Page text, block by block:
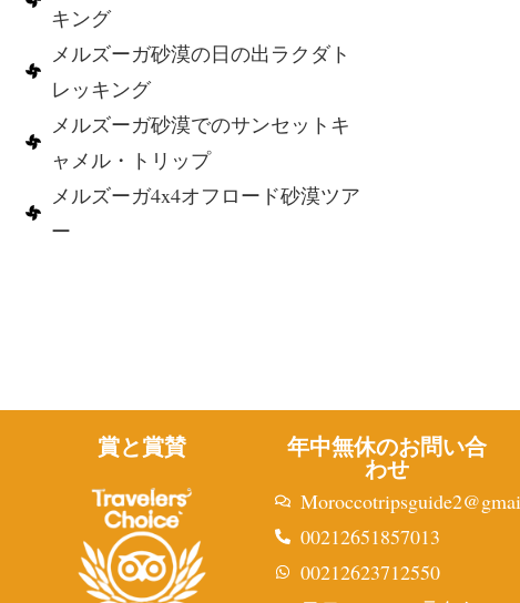
キング
メルズーガ砂漠の日の出ラクダト
レッキング
メルズーガ砂漠でのサンセットキ
ャメル・トリップ
メルズーガ4x4オフロード砂漠ツア
ー
賞と賞賛 年中無休のお問い合
わせ
00212651857013
00212623712550